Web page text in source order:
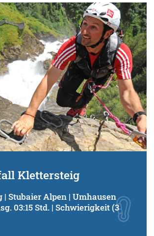
Klettersteig
| Stubaier Alpen | Umhausen
03:15 Std. | Schwierigkeit (3